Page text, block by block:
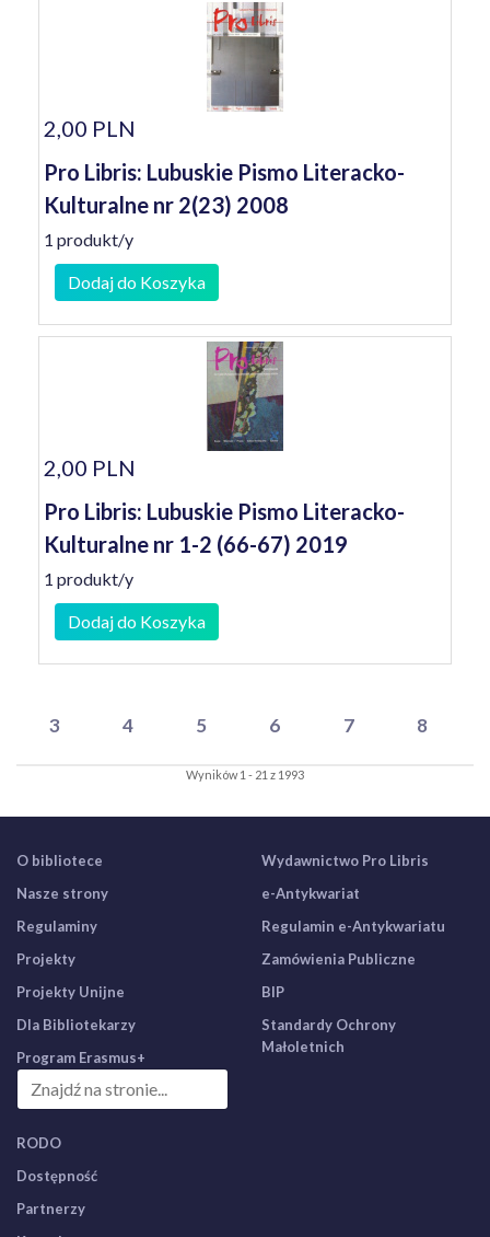
2,00 PLN
Pro Libris: Lubuskie Pismo Literacko-
Kulturalne nr 2(23) 2008
1 produkt/y
Dodaj do Koszyka
2,00 PLN
Pro Libris: Lubuskie Pismo Literacko-
Kulturalne nr 1-2 (66-67) 2019
1 produkt/y
Dodaj do Koszyka
3 4 5 6 7 8
Wyników 1 - 21 z 1993
O bibliotece
Nasze strony
Regulaminy
Projekty
Projekty Unijne
Dla Bibliotekarzy
Program Erasmus+
Wydawnictwo Pro Libris
e-Antykwariat
Regulamin e-Antykwariatu
Zamówienia Publiczne
BIP
Standardy Ochrony
Małoletnich
RODO
Dostępność
Partnerzy